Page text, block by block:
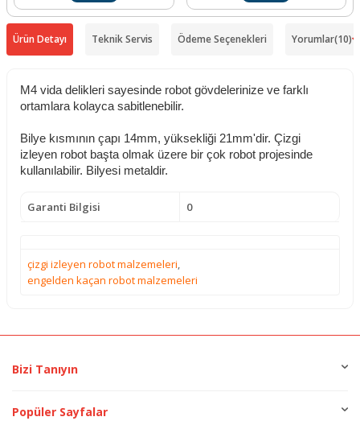
Ürün Detayı Teknik Servis Ödeme Seçenekleri Yorumlar(10)
M4 vida delikleri sayesinde robot gövdelerinize ve farklı
ortamlara kolayca sabitlenebilir.
Bilye kısmının çapı 14mm, yüksekliği 21mm'dir. Çizgi
izleyen robot başta olmak üzere bir çok robot projesinde
kullanılabilir. Bilyesi metaldir.
Garanti Bilgisi 0
çizgi izleyen robot malzemeleri,
engelden kaçan robot malzemeleri
Bizi Tanıyın
Popüler Sayfalar